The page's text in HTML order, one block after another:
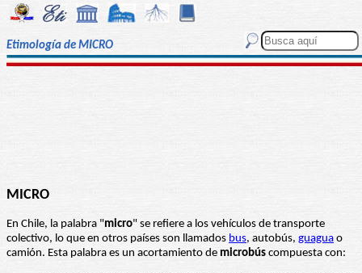
Etimología de MICRO
MICRO
En Chile, la palabra "micro" se refiere a los vehículos de transporte
colectivo, lo que en otros países son llamados bus, autobús, guagua o
camión. Esta palabra es un acortamiento de microbús compuesta con: